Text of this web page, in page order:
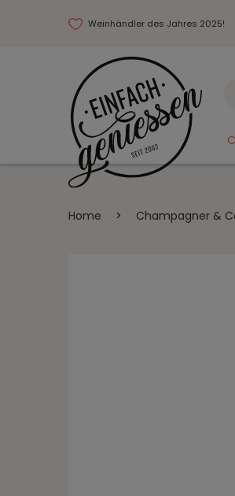
Weinhändler des Jahres 2025!
Home > Champagner &